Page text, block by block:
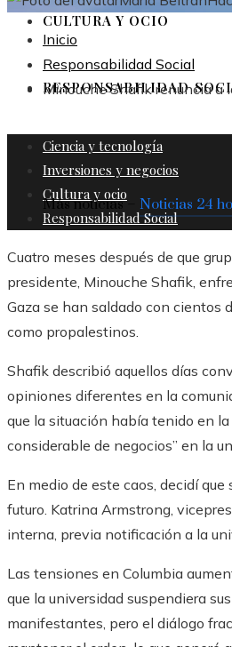
CULTURA Y OCIO
RESPONSABILIDAD
Ciencia y tecnología
Inversiones y negocios
Cultura y ocio
Responsabilidad Social
Inicio
Responsabilidad Social
Minouche Shafik renuncia a
Más noticias – Noticias 24
Cuatro meses después de que
presidente, Minouche Shafik,
Gaza se han saldado con cientos
como propalestinos.
Shafik describió aquellos días
opiniones diferentes en la
que la situación había tenido en
considerable de negocios” en la
En medio de este caos, decidí
futuro. Katrina Armstrong,
interna, previa notificación a la
Las tensiones en Columbia
que la universidad suspendiera
manifestantes, pero el diálogo